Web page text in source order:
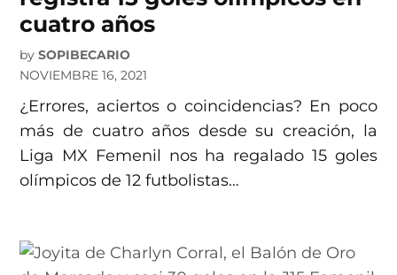
cuatro años
by SOPIBECARIO
NOVIEMBRE 16, 2021
¿Errores, aciertos o coincidencias? En poco
más de cuatro años desde su creación, la
Liga MX Femenil nos ha regalado 15 goles
olímpicos de 12 futbolistas…